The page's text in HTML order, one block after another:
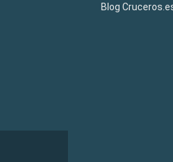
Blog